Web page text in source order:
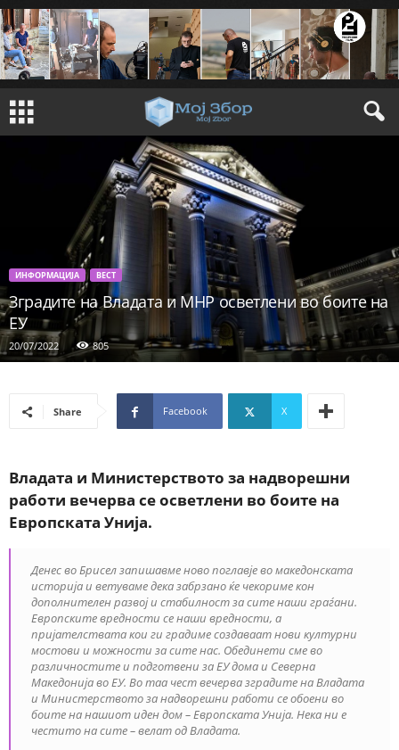
ИНФОРМАЦИЈА ВЕСТ
Зградите на Владата и МНР осветлени во боите на
ЕУ
20/07/2022 805
Share Facebook X
Владата и Министерството за надворешни
работи вечерва се осветлени во боите на
Европската Унија.
Денес во Брисел запишавме ново поглавје во македонската
историја и ветуваме дека забрзано ќе чекориме кон
дополнителен развој и стабилност за сите наши граѓани.
Европските вредности се наши вредности, а
пријателствата кои ги градиме создаваат нови културни
мостови и можности за сите нас. Обединети сме во
различностите и подготвени за ЕУ дома и Северна
Македонија во ЕУ. Во таа чест вечерва зградите на Владата
и Министерството за надворешни работи се обоени во
боите на нашиот иден дом – Европската Унија. Нека ни е
честито на сите – велат од Владата.